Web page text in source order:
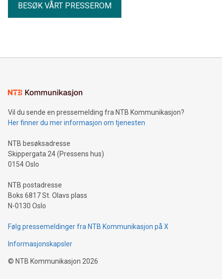
BESØK VÅRT PRESSEROM
Vil du sende en pressemelding fra NTB Kommunikasjon?
Her finner du mer informasjon om tjenesten
NTB besøksadresse
Skippergata 24 (Pressens hus)
0154 Oslo
NTB postadresse
Boks 6817 St. Olavs plass
N-0130 Oslo
Følg pressemeldinger fra NTB Kommunikasjon på X
Informasjonskapsler
© NTB Kommunikasjon 2026